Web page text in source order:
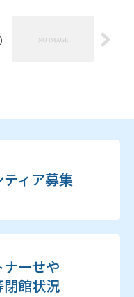
ィア募集
ーせや
館状況